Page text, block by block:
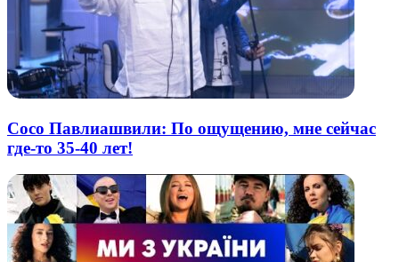
Сосо Павлиашвили: По ощущению, мне сейчас
где-то 35-40 лет!